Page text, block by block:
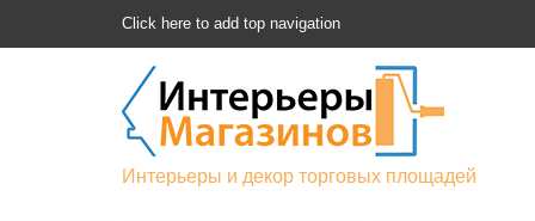
Click here to add top navigation
Интерьеры и декор торговых площадей